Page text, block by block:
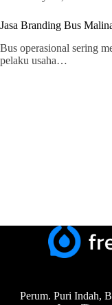
Jasa Branding Bus
Bus operasional sering
pelaku usaha…
Perum. Puri Indah,